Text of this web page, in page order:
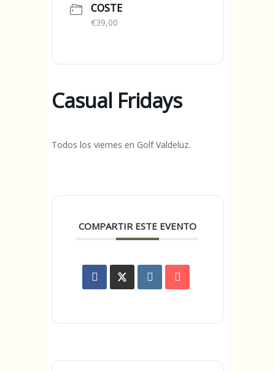
COSTE
€39,00
Casual Fridays
Todos los viernes en Golf Valdeluz.
COMPARTIR ESTE EVENTO